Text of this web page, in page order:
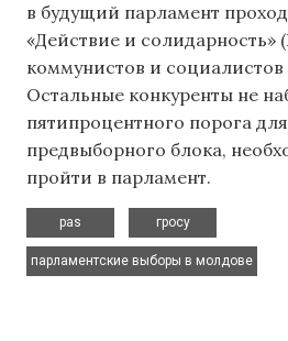
в будущий парламент
«Действие и солидарность»
коммунистов и
Остальные конкуренты не
пятипроцентного порога
предвыборного блока,
пройти в парламент.
pas
гросу
парламентские выборы в молдове